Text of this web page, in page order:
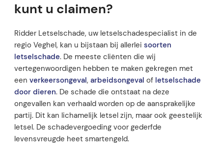
kunt u claimen?
Ridder Letselschade, uw letselschadespecialist in de
regio Veghel, kan u bijstaan bij allerlei soorten
letselschade. De meeste cliënten die wij
vertegenwoordigen hebben te maken gekregen met
een verkeersongeval, arbeidsongeval of letselschade
door dieren. De schade die ontstaat na deze
ongevallen kan verhaald worden op de aansprakelijke
partij. Dit kan lichamelijk letsel zijn, maar ook geestelijk
letsel. De schadevergoeding voor gederfde
levensvreugde heet smartengeld.